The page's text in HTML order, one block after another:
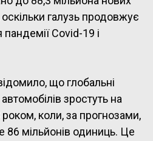
галузь продовжує
Covid-19 і
що глобальні
зростуть на
коли, за прогнозами,
86 мільйонів одиниць. Це